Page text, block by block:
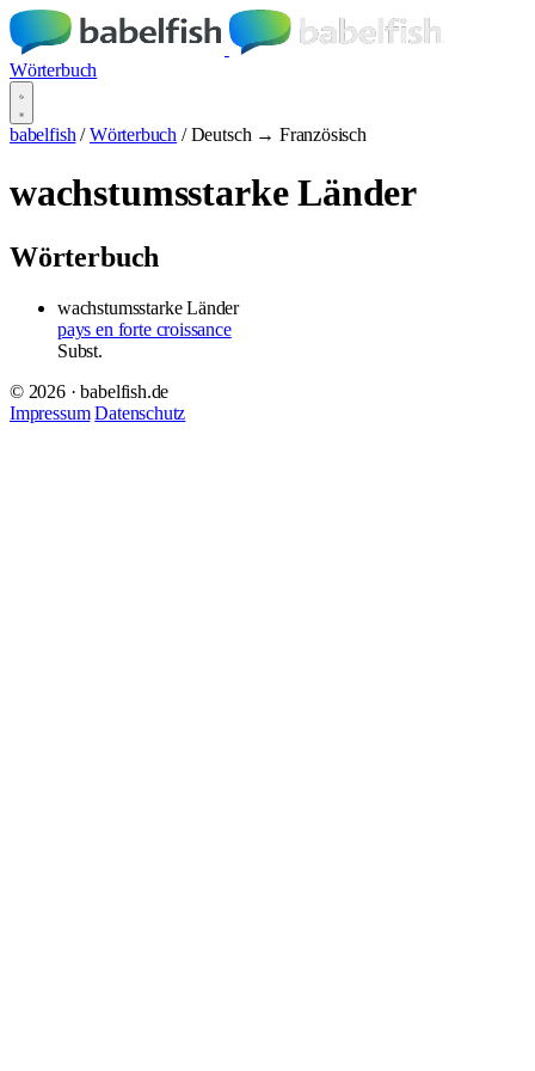
Wörterbuch
babelfish / Wörterbuch / Deutsch → Französisch
wachstumsstarke Länder
Wörterbuch
wachstumsstarke Länder
pays en forte croissance
Subst.
© 2026 · babelfish.de
Impressum Datenschutz